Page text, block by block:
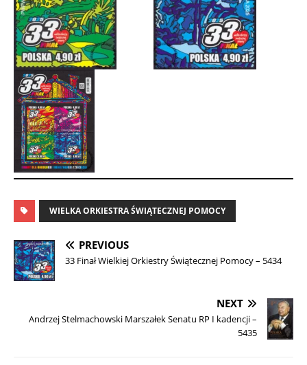
WIELKA ORKIESTRA ŚWIĄTECZNEJ POMOCY
PREVIOUS
33 Finał Wielkiej Orkiestry Świątecznej Pomocy – 5434
NEXT
Andrzej Stelmachowski Marszałek Senatu RP I kadencji –
5435